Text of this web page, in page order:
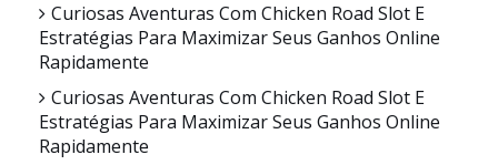
Curiosas Aventuras Com Chicken Road Slot E
Estratégias Para Maximizar Seus Ganhos Online
Rapidamente
Curiosas Aventuras Com Chicken Road Slot E
Estratégias Para Maximizar Seus Ganhos Online
Rapidamente